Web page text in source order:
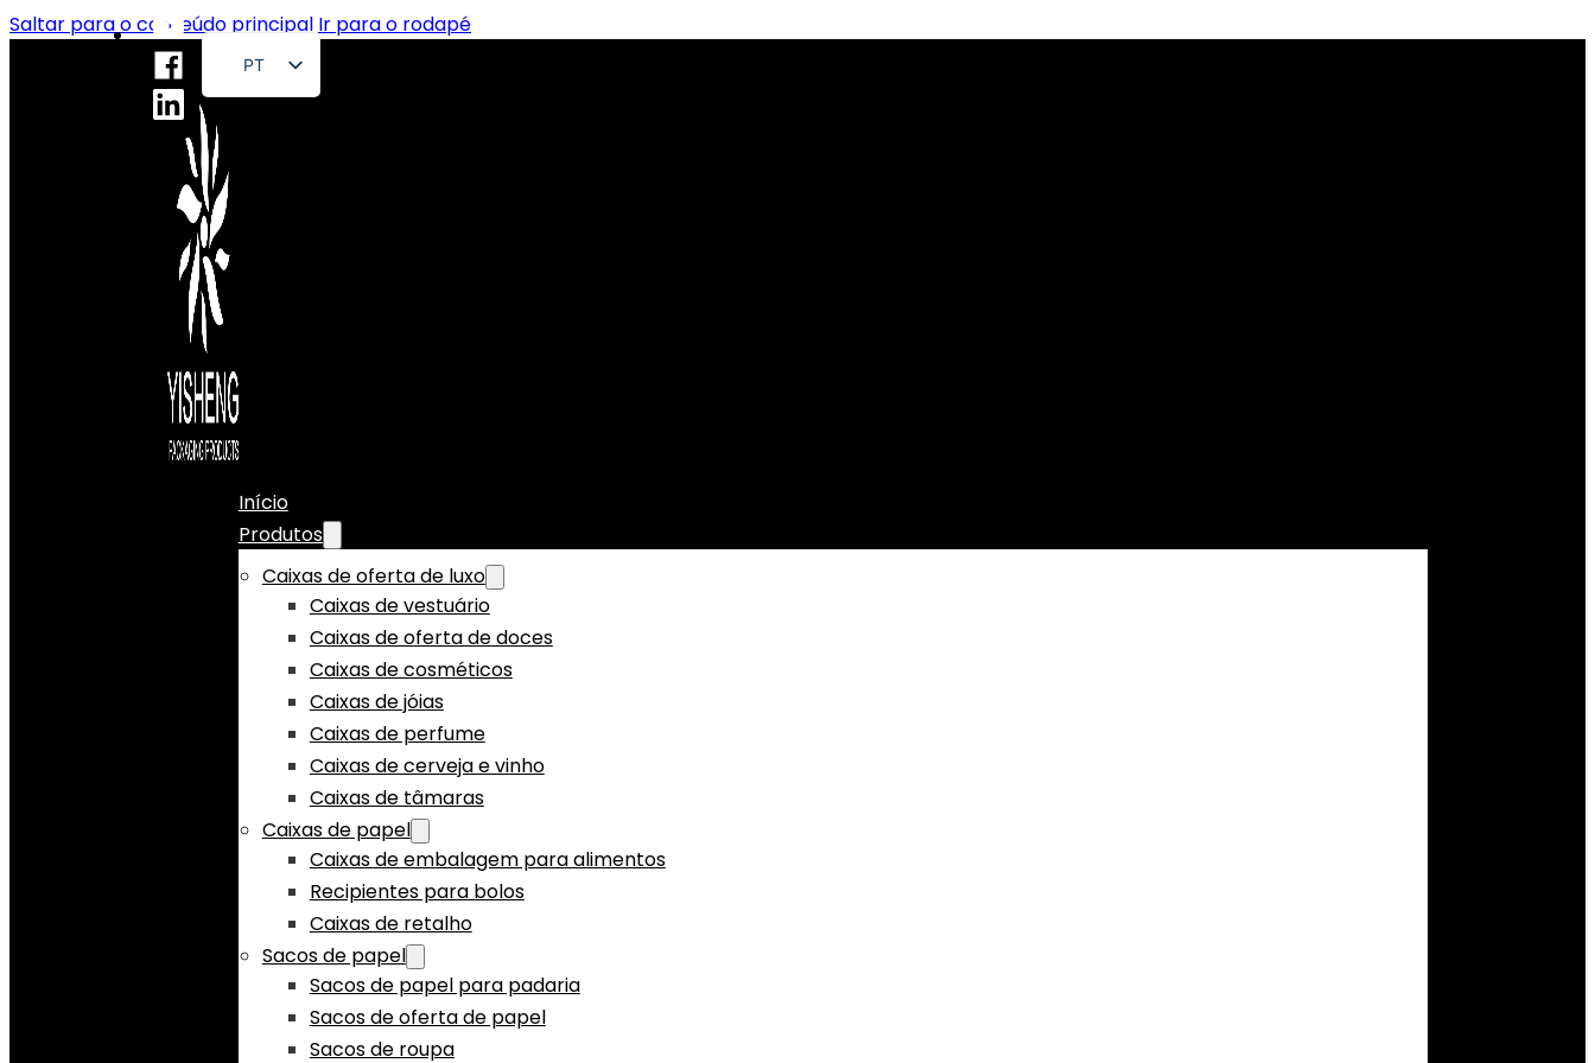
Saltar para o conteúdo principal Ir para o rodapé
PT
EN
Início
Produtos
Caixas de oferta de luxo
Caixas de vestuário
Caixas de oferta de doces
Caixas de cosméticos
Caixas de jóias
Caixas de perfume
Caixas de cerveja e vinho
Caixas de tâmaras
Caixas de papel
Caixas de embalagem para alimentos
Recipientes para bolos
Caixas de retalho
Sacos de papel
Sacos de papel para padaria
Sacos de oferta de papel
Sacos de roupa